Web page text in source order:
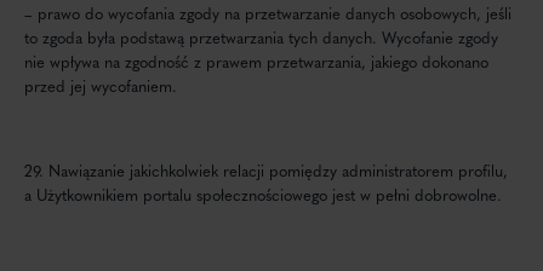
– prawo do wycofania zgody na przetwarzanie danych osobowych, jeśli
to zgoda była podstawą przetwarzania tych danych. Wycofanie zgody
nie wpływa na zgodność z prawem przetwarzania, jakiego dokonano
przed jej wycofaniem.
29. Nawiązanie jakichkolwiek relacji pomiędzy administratorem profilu,
a Użytkownikiem portalu społecznościowego jest w pełni dobrowolne.